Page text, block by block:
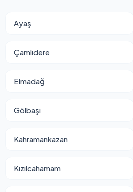
Ayaş
Çamlıdere
Elmadağ
Gölbaşı
Kahramankazan
Kızılcahamam